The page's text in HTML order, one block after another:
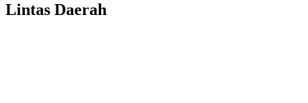
Lintas Daerah